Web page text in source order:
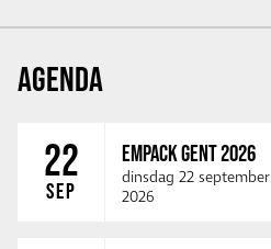
AGENDA
22
SEP
EMPACK GENT 2026
dinsdag 22 september
2026